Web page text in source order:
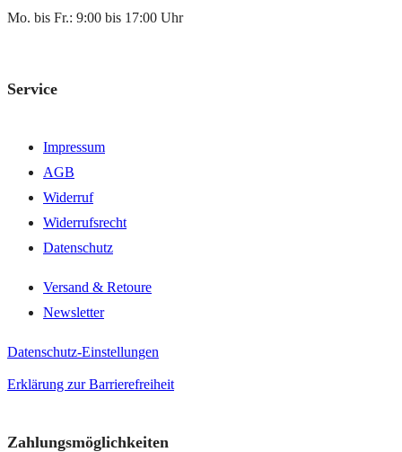
Mo. bis Fr.: 9:00 bis 17:00 Uhr
Service
Impressum
AGB
Widerruf
Widerrufsrecht
Datenschutz
Versand & Retoure
Newsletter
Datenschutz-Einstellungen
Erklärung zur Barrierefreiheit
Zahlungsmöglichkeiten